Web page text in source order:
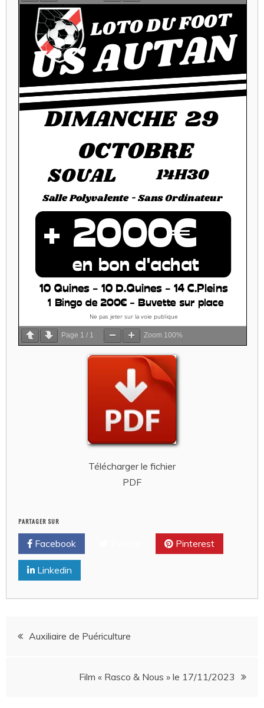
Page 1 / 1 Zoom 100%
Télécharger le fichier
PDF
PARTAGER SUR
Facebook Pinterest
Linkedin
Navigation
Auxiliaire de Puériculture
Film « Rasco & Nous » le 17/11/2023